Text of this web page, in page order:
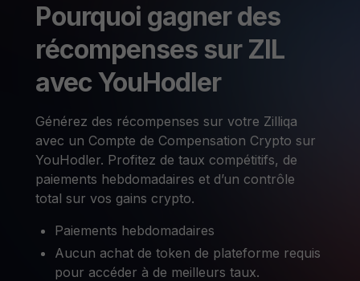
Pourquoi gagner des
récompenses sur ZIL
avec YouHodler
Générez des récompenses sur votre Zilliqa
avec un Compte de Compensation Crypto sur
YouHodler. Profitez de taux compétitifs, de
paiements hebdomadaires et d’un contrôle
total sur vos gains crypto.
Paiements hebdomadaires
Aucun achat de token de plateforme requis
pour accéder à de meilleurs taux.